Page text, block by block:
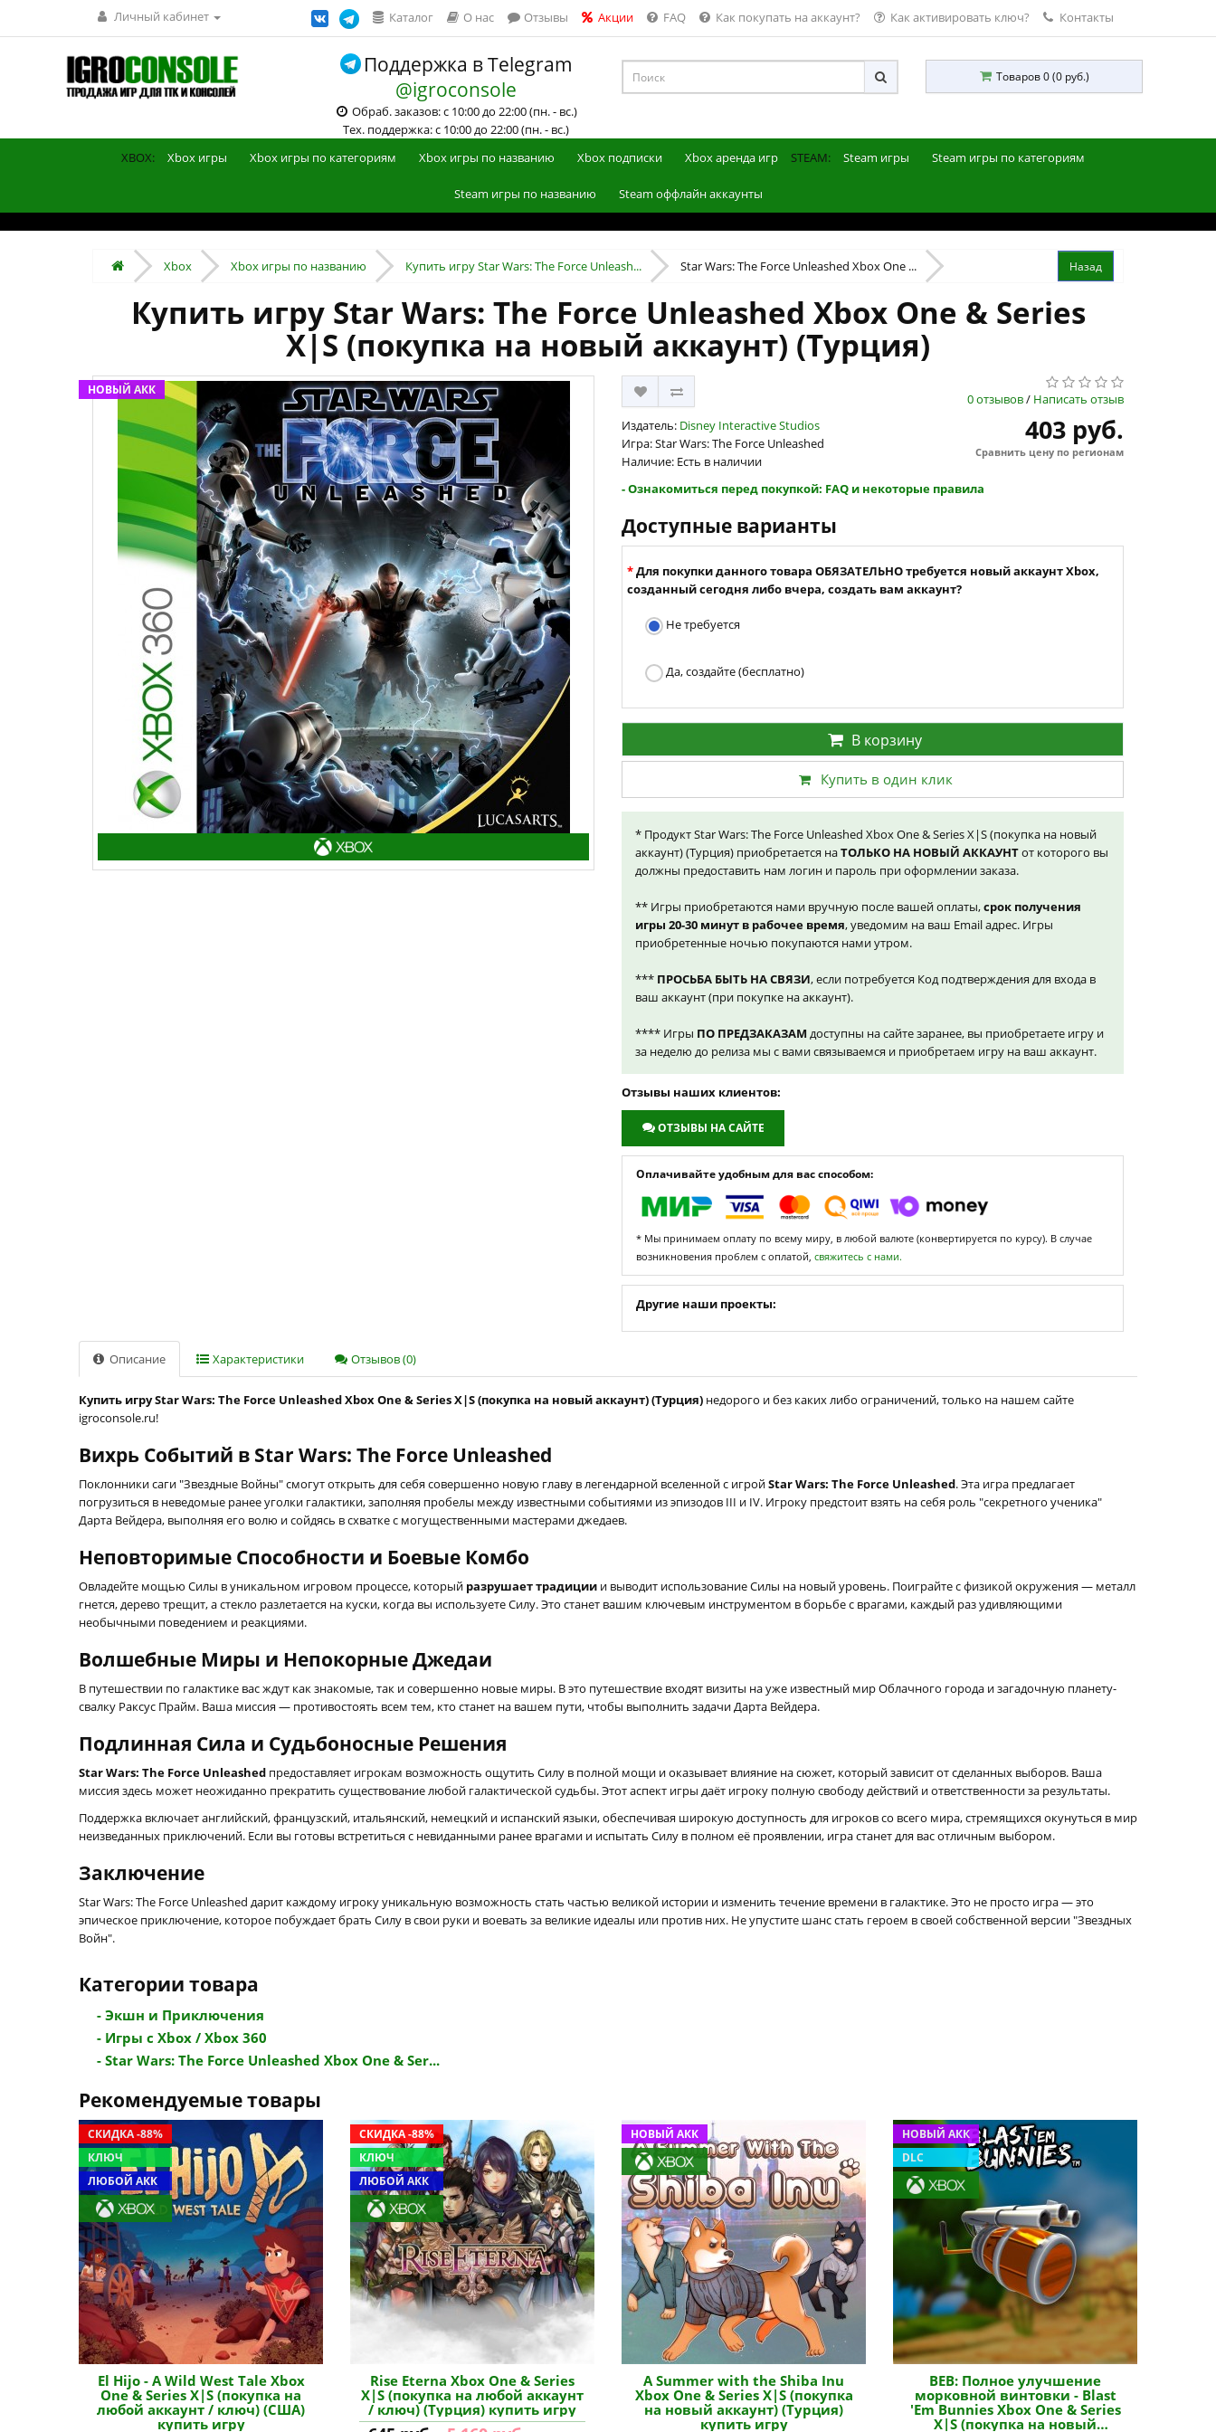
Личный кабинет Каталог О нас Отзывы Акции FAQ Как покупать на аккаунт? Как активировать ключ? Контакты
Поддержка в Telegram
@igroconsole
Обраб. заказов: с 10:00 до 22:00 (пн. - вс.)
Тех. поддержка: с 10:00 до 22:00 (пн. - вс.)
Товаров 0 (0 руб.)
XBOX: Xbox игры Xbox игры по категориям Xbox игры по названию Xbox подписки Xbox аренда игр STEAM: Steam игры Steam игры по категориям
Steam игры по названию Steam оффлайн аккаунты
Xbox Xbox игры по названию Купить игру Star Wars: The Force Unleash... Star Wars: The Force Unleashed Xbox One ...
Купить игру Star Wars: The Force Unleashed Xbox One & Series
X|S (покупка на новый аккаунт) (Турция)
НОВЫЙ АКК
0 отзывов/ Написать отзыв
Издатель: Disney Interactive Studios
Игра: Star Wars: The Force Unleashed
Наличие: Есть в наличии
403 руб.
Сравнить цену по регионам
- Ознакомиться перед покупкой: FAQ и некоторые правила
Доступные варианты
Для покупки данного товара ОБЯЗАТЕЛЬНО требуется новый аккаунт Xbox,
созданный сегодня либо вчера, создать вам аккаунт?
Не требуется
Да, создайте (бесплатно)
В корзину
Купить в один клик
* Продукт Star Wars: The Force Unleashed Xbox One & Series X|S (покупка на новый
аккаунт) (Турция) приобретается наТОЛЬКО НА НОВЫЙ АККАУНТот которого вы
должны предоставить нам логин и пароль при оформлении заказа.
** Игры приобретаются нами вручную после вашей оплаты,срок получения
игры 20-30 минут в рабочее время, уведомим на ваш Email адрес. Игры
приобретенные ночью покупаются нами утром.
*** ПРОСЬБА БЫТЬ НА СВЯЗИ, если потребуется Код подтверждения для входа в
ваш аккаунт (при покупке на аккаунт).
**** Игры ПО ПРЕДЗАКАЗАМ доступны на сайте заранее, вы приобретаете игру и
за неделю до релиза мы с вами связываемся и приобретаем игру на ваш аккаунт.
Отзывы наших клиентов:
ОТЗЫВЫ НА САЙТЕ
Оплачивайте удобным для вас способом:
* Мы принимаем оплату по всему миру, в любой валюте (конвертируется по курсу). В случае
возникновения проблем с оплатой, свяжитесь с нами.
Другие наши проекты:
Описание Характеристики Отзывов (0)
Купить игру Star Wars: The Force Unleashed Xbox One & Series X|S (покупка на новый аккаунт) (Турция) недорого и без каких либо ограничений, только на нашем сайте
igroconsole.ru!
Вихрь Событий в Star Wars: The Force Unleashed
Поклонники саги "Звездные Войны" смогут открыть для себя совершенно новую главу в легендарной вселенной с игройStar Wars: The Force Unleashed. Эта игра предлагает
погрузиться в неведомые ранее уголки галактики, заполняя пробелы между известными событиями из эпизодов III и IV. Игроку предстоит взять на себя роль "секретного ученика"
Дарта Вейдера, выполняя его волю и сойдясь в схватке с могущественными мастерами джедаев.
Неповторимые Способности и Боевые Комбо
Овладейте мощью Силы в уникальном игровом процессе, который разрушает традиции и выводит использование Силы на новый уровень. Поиграйте с физикой окружения — металл
гнется, дерево трещит, а стекло разлетается на куски, когда вы используете Силу. Это станет вашим ключевым инструментом в борьбе с врагами, каждый раз удивляющими
необычными поведением и реакциями.
Волшебные Миры и Непокорные Джедаи
В путешествии по галактике вас ждут как знакомые, так и совершенно новые миры. В это путешествие входят визиты на уже известный мир Облачного города и загадочную планету-
свалку Раксус Прайм. Ваша миссия — противостоять всем тем, кто станет на вашем пути, чтобы выполнить задачи Дарта Вейдера.
Подлинная Сила и Судьбоносные Решения
Star Wars: The Force Unleashed предоставляет игрокам возможность ощутить Силу в полной мощи и оказывает влияние на сюжет, который зависит от сделанных выборов. Ваша
миссия здесь может неожиданно прекратить существование любой галактической судьбы. Этот аспект игры даёт игроку полную свободу действий и ответственности за результаты.
Поддержка включает английский, французский, итальянский, немецкий и испанский языки, обеспечивая широкую доступность для игроков со всего мира, стремящихся окунуться в мир
неизведанных приключений. Если вы готовы встретиться с невиданными ранее врагами и испытать Силу в полном её проявлении, игра станет для вас отличным выбором.
Заключение
Star Wars: The Force Unleashed дарит каждому игроку уникальную возможность стать частью великой истории и изменить течение времени в галактике. Это не просто игра — это
эпическое приключение, которое побуждает брать Силу в свои руки и воевать за великие идеалы или против них. Не упустите шанс стать героем в своей собственной версии "Звездных
Войн".
Категории товара
- Экшн и Приключения
- Игры с Xbox / Xbox 360
- Star Wars: The Force Unleashed Xbox One & Ser...
Рекомендуемые товары
СКИДКА -88%
КЛЮЧ
ЛЮБОЙ АКК
El Hijo - A Wild West Tale Xbox
One & Series X|S (покупка на
любой аккаунт / ключ) (США)
купить игру
СКИДКА -88%
КЛЮЧ
ЛЮБОЙ АКК
Rise Eterna Xbox One & Series
X|S (покупка на любой аккаунт
/ ключ) (Турция) купить игру
НОВЫЙ АКК
A Summer with the Shiba Inu
Xbox One & Series X|S (покупка
на новый аккаунт) (Турция)
купить игру
НОВЫЙ АКК
DLC
BEB: Полное улучшение
морковной винтовки - Blast
'Em Bunnies Xbox One & Series
X|S (покупка на новый